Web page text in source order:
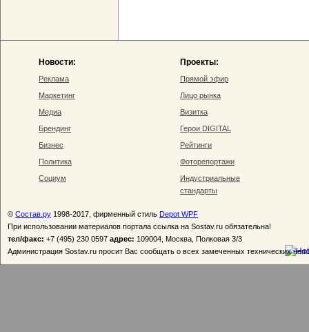
Новости:
Реклама
Маркетинг
Медиа
Брендинг
Бизнес
Политика
Социум
Проекты:
Прямой эфир
Лицо рынка
Визитка
Герои DIGITAL
Рейтинги
Фоторепортажи
Индустриальные
стандарты
© Состав.ру 1998-2017, фирменный стиль Depot WPF
При использовании материалов портала ссылка на Sostav.ru обязательна!
тел/факс: +7 (495) 230 0597 адрес: 109004, Москва, Полковая 3/3
Администрация Sostav.ru просит Вас сообщать о всех замеченных технических